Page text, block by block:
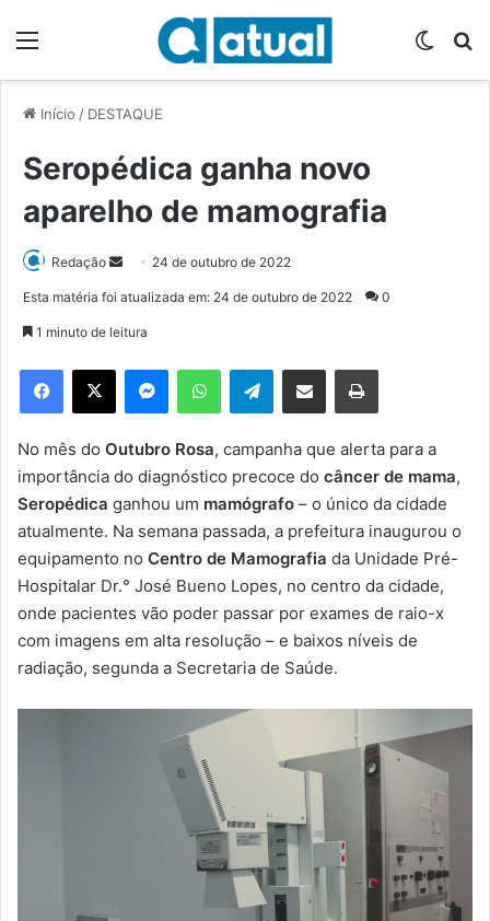
Início / DESTAQUE
Seropédica ganha novo
aparelho de mamografia
Redação
d
e
m
e
-
m
a
l
24 de outubro de 2022
Esta matéria foi atualizada em: 24 de outubro de 2022 0
1 minuto de leitura
Telegram
No mês do Outubro Rosa, campanha que alerta para a
importância do diagnóstico precoce do câncer de mama,
Seropédica ganhou um mamógrafo – o único da cidade
atualmente. Na semana passada, a prefeitura inaugurou o
equipamento no Centro de Mamografia da Unidade Pré-
Hospitalar Dr.° José Bueno Lopes, no centro da cidade,
onde pacientes vão poder passar por exames de raio-x
com imagens em alta resolução – e baixos níveis de
radiação, segunda a Secretaria de Saúde.